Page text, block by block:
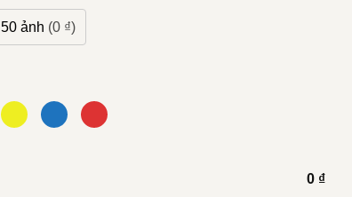
50 ảnh (0 ₫)
0 ₫